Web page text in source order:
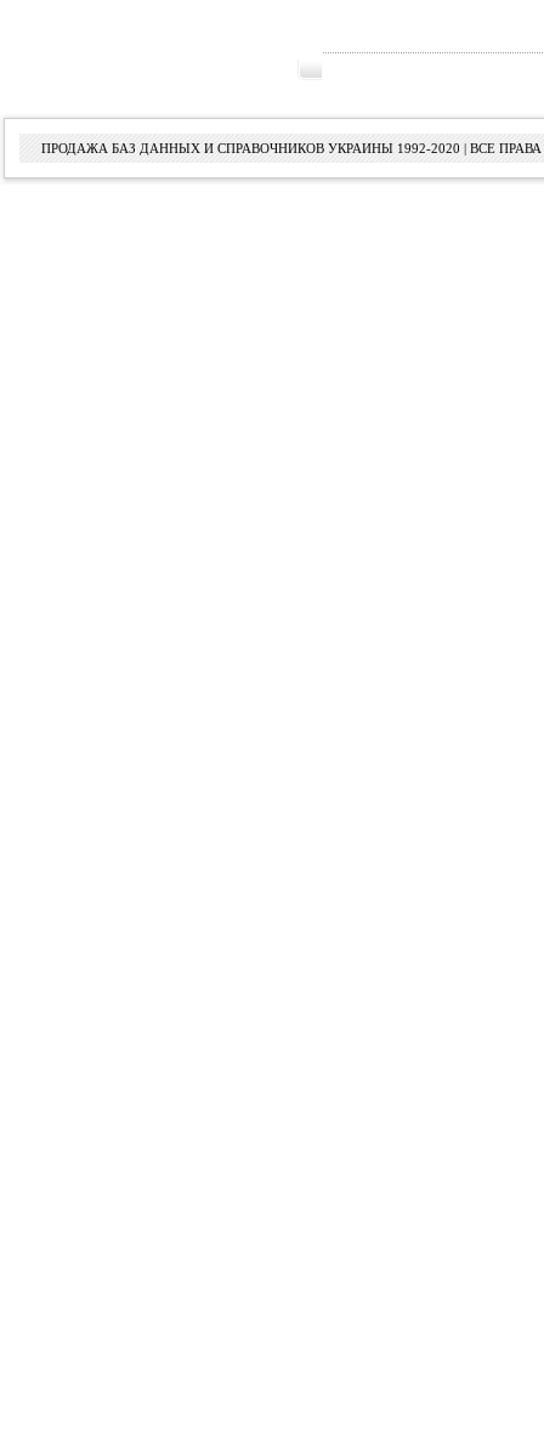
ПРОДАЖА БАЗ ДАННЫХ И СПРАВОЧНИКОВ УКРАИНЫ 1992-2020 | ВСЕ